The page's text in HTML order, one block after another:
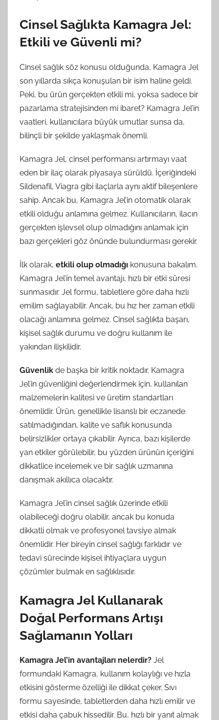
Cinsel Sağlıkta Kamagra Jel:
Etkili ve Güvenli mi?
Cinsel sağlık söz konusu olduğunda, Kamagra Jel
son yıllarda sıkça konuşulan bir isim haline geldi.
Peki, bu ürün gerçekten etkili mi, yoksa sadece bir
pazarlama stratejisinden mi ibaret? Kamagra Jel’in
vaatleri, kullanıcılara büyük umutlar sunsa da,
bilinçli bir şekilde yaklaşmak önemli.
Kamagra Jel, cinsel performansı artırmayı vaat
eden bir ilaç olarak piyasaya sürüldü. İçeriğindeki
Sildenafil, Viagra gibi ilaçlarla aynı aktif bileşenlere
sahip. Ancak bu, Kamagra Jel’in otomatik olarak
etkili olduğu anlamına gelmez. Kullanıcıların, ilacın
gerçekten işlevsel olup olmadığını anlamak için
bazı gerçekleri göz önünde bulundurması gerekir.
İlk olarak, etkili olup olmadığı konusuna bakalım.
Kamagra Jel’in temel avantajı, hızlı bir etki süresi
sunmasıdır. Jel formu, tabletlere göre daha hızlı
emilim sağlayabilir. Ancak, bu hız her zaman etkili
olacağı anlamına gelmez. Cinsel sağlıkta başarı,
kişisel sağlık durumu ve doğru kullanım ile
yakından ilişkilidir.
Güvenlik de başka bir kritik noktadır. Kamagra
Jel’in güvenliğini değerlendirmek için, kullanılan
malzemelerin kalitesi ve üretim standartları
önemlidir. Ürün, genellikle lisanslı bir eczanede
satılmadığından, kalite ve saflık konusunda
belirsizlikler ortaya çıkabilir. Ayrıca, bazı kişilerde
yan etkiler görülebilir, bu yüzden ürünün içeriğini
dikkatlice incelemek ve bir sağlık uzmanına
danışmak akıllıca olacaktır.
Kamagra Jel’in cinsel sağlık üzerinde etkili
olabileceği doğru olabilir, ancak bu konuda
dikkatli olmak ve profesyonel tavsiye almak
önemlidir. Her bireyin cinsel sağlığı farklıdır ve
tedavi sürecinde kişisel ihtiyaçlara uygun
çözümler bulmak en sağlıklısıdır.
Kamagra Jel Kullanarak
Doğal Performans Artışı
Sağlamanın Yolları
Kamagra Jel’in avantajları nelerdir? Jel
formundaki Kamagra, kullanım kolaylığı ve hızla
etkisini gösterme özelliği ile dikkat çeker. Sıvı
formu sayesinde, tabletlerden daha hızlı emilir ve
etkisi daha çabuk hissedilir. Bu, hızlı bir yanıt almak